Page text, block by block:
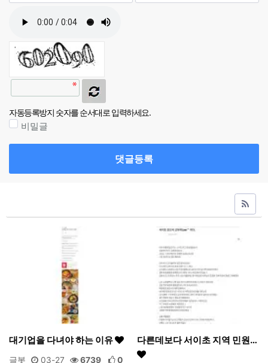
자동등록방지 숫자를 순서대로 입력하세요.
비밀글
댓글등록
대기업을 다녀야 하는 이유
글봇 03-27 6739 0
다른데보다 서이초 지역 민원…